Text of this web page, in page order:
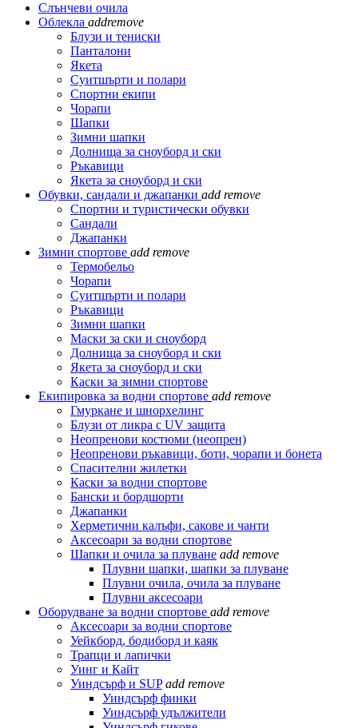
Слънчеви очила
Облекла addremove
Блузи и тениски
Панталони
Якета
Суитшърти и полари
Спортни екипи
Чорапи
Шапки
Зимни шапки
Долнища за сноуборд и ски
Ръкавици
Якета за сноуборд и ски
Обувки, сандали и джапанки add remove
Спортни и туристически обувки
Сандали
Джапанки
Зимни спортове add remove
Термобельо
Чорапи
Суитшърти и полари
Ръкавици
Зимни шапки
Маски за ски и сноуборд
Долнища за сноуборд и ски
Якета за сноуборд и ски
Каски за зимни спортове
Екипировка за водни спортове add remove
Гмуркане и шнорхелинг
Блузи от ликра с UV защита
Неопренови костюми (неопрен)
Неопренови ръкавици, боти, чорапи и бонета
Спасителни жилетки
Каски за водни спортове
Бански и бордшорти
Джапанки
Херметични калъфи, сакове и чанти
Аксесоари за водни спортове
Шапки и очила за плуване add remove
Плувни шапки, шапки за плуване
Плувни очила, очила за плуване
Плувни аксесоари
Оборудване за водни спортове add remove
Аксесоари за водни спортове
Уейкборд, бодиборд и каяк
Трапци и лапички
Уинг и Кайт
Уиндсърф и SUP add remove
Уиндсърф финки
Уиндсърф удължители